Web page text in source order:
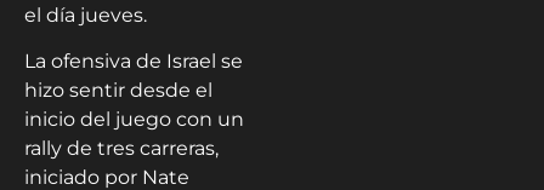
el día jueves.
La ofensiva de Israel se
hizo sentir desde el
inicio del juego con un
rally de tres carreras,
iniciado por Nate